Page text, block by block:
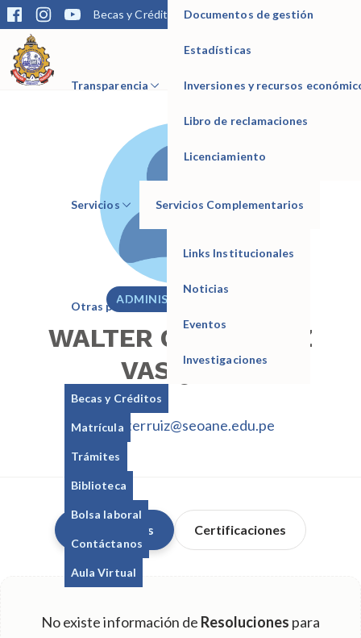
Becas y Créditos Matrícula Trámites Biblioteca
IESTP Manuel Seoane Corrales
Transparencia
Documentos de gestión
Estadísticas
Inversiones y recursos
Libro de reclamaciones
Licenciamiento
Servicios Servicios Complementarios
Otras páginas
Links Institucionales
Noticias
Eventos
Investigaciones
Becas y Créditos
Matrícula
Trámites
Biblioteca
Bolsa laboral
Contáctanos
Aula Virtual
ADMINISTRATIVO
WALTER CESAR RUIZ
VASQUEZ
walterruiz@seoane.edu.pe
Resoluciones Certificaciones
No existe información de Resoluciones para